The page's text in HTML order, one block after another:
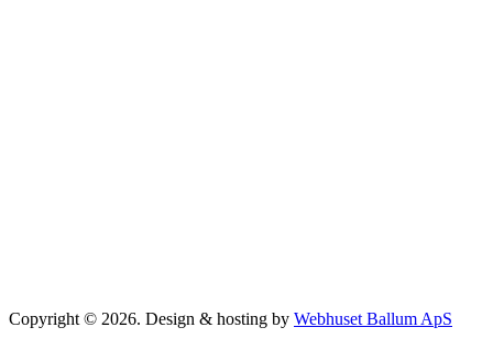
Copyright © 2026. Design & hosting by Webhuset Ballum ApS